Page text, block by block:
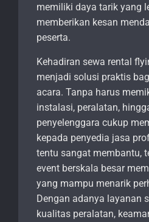
memiliki daya tarik yang
memberikan kesan
peserta.
Kehadiran sewa rental
menjadi solusi praktis
acara. Tanpa harus
instalasi, peralatan,
penyelenggara cukup
kepada penyedia jasa
tentu sangat membantu,
event berskala besar
yang mampu menarik
Dengan adanya layanan
kualitas peralatan,